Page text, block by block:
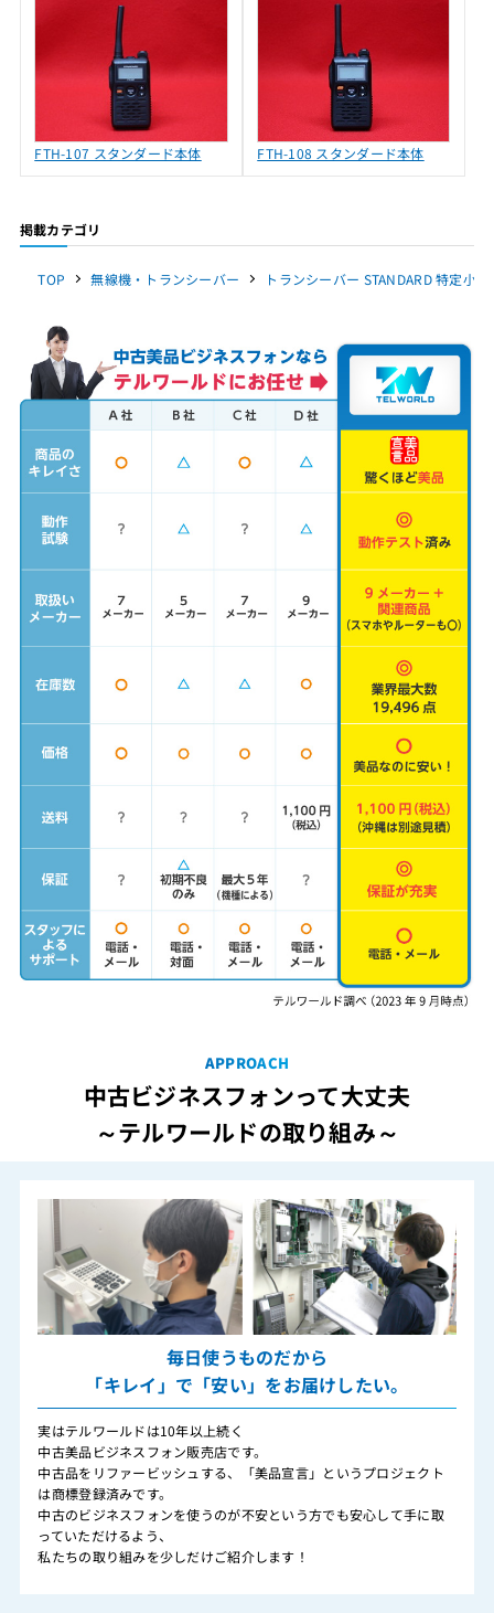
FTH-107 スタンダード本体 FTH-108 スタンダード本体
掲載カテゴリ
TOP 無線機・トランシーバー トランシーバー STANDARD 特定小
APPROACH
中古ビジネスフォンって大丈夫
～テルワールドの取り組み～
毎日使うものだから
「キレイ」で「安い」をお届けしたい。
実はテルワールドは10年以上続く
中古美品ビジネスフォン販売店です。
中古品をリファービッシュする、「美品宣言」というプロジェクト
は商標登録済みです。
中古のビジネスフォンを使うのが不安という方でも安心して手に取
っていただけるよう、
私たちの取り組みを少しだけご紹介します！